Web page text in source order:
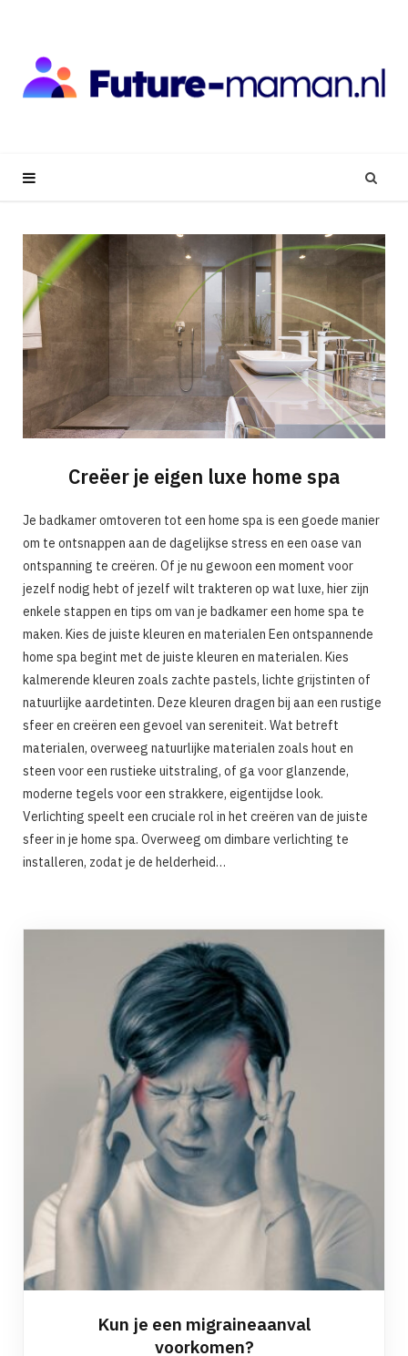
Creëer je eigen luxe home spa
Je badkamer omtoveren tot een home spa is een goede manier
om te ontsnappen aan de dagelijkse stress en een oase van
ontspanning te creëren. Of je nu gewoon een moment voor
jezelf nodig hebt of jezelf wilt trakteren op wat luxe, hier zijn
enkele stappen en tips om van je badkamer een home spa te
maken. Kies de juiste kleuren en materialen Een ontspannende
home spa begint met de juiste kleuren en materialen. Kies
kalmerende kleuren zoals zachte pastels, lichte grijstinten of
natuurlijke aardetinten. Deze kleuren dragen bij aan een rustige
sfeer en creëren een gevoel van sereniteit. Wat betreft
materialen, overweeg natuurlijke materialen zoals hout en
steen voor een rustieke uitstraling, of ga voor glanzende,
moderne tegels voor een strakkere, eigentijdse look.
Verlichting speelt een cruciale rol in het creëren van de juiste
sfeer in je home spa. Overweeg om dimbare verlichting te
installeren, zodat je de helderheid…
Kun je een migraineaanval
voorkomen?